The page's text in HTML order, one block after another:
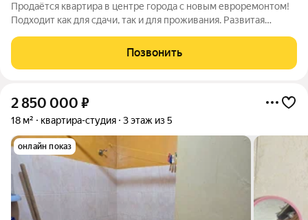
Продаётся квартира в центре города с новым евроремонтом!
Подходит как для сдачи, так и для проживания. Развитая
транспорт,кафе,рестораны. ЗВОНИТЕ! СРОЧНАЯ ПРОДАЖА! С
нами безопасно и выгодно. ПОЛНОЕ
Позвонить
2 850 000 ₽
18 м² квартира-студия 3 этаж из 5
онлайн показ